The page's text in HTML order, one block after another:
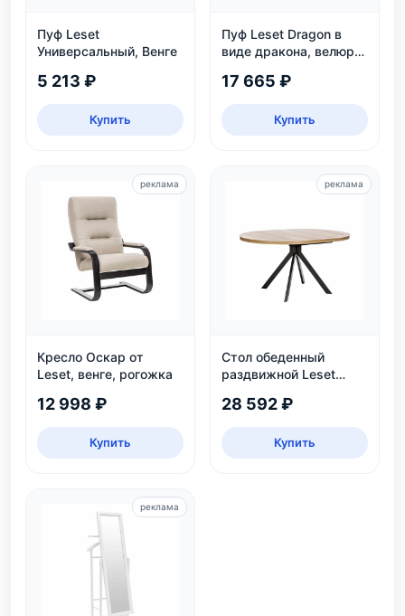
Пуф Leset
Универсальный, Венге
5 213 ₽
Купить
Пуф Leset Dragon в
виде дракона, велюр
детской
17 665 ₽
Купить
Кресло Оскар от
Leset, венге, рогожка
12 998 ₽
Купить
реклама
Стол обеденный
раздвижной Leset
безопасный, ЛДСП,
28 592 ₽
Купить
реклама
реклама